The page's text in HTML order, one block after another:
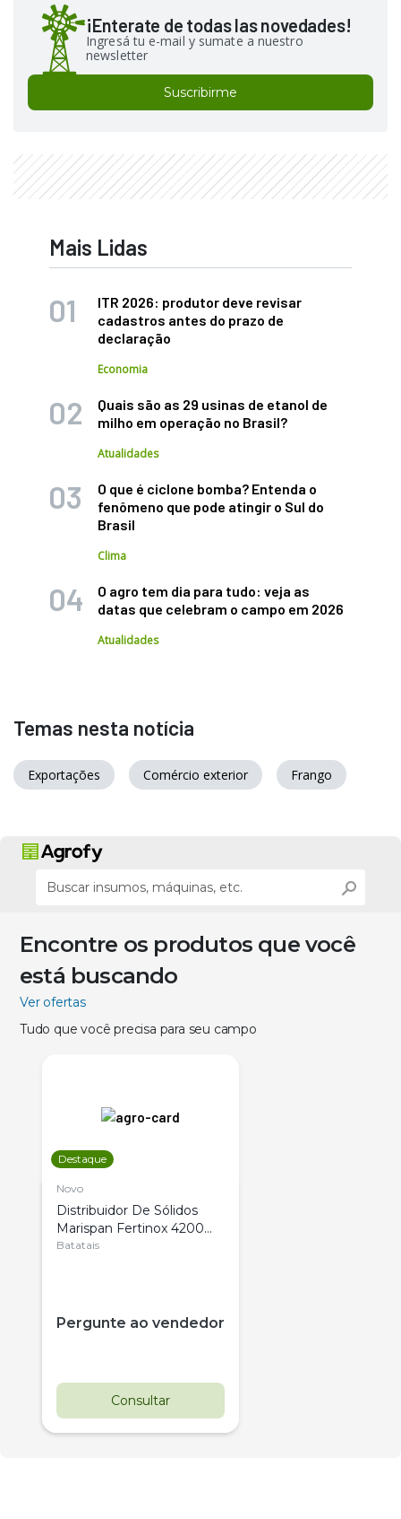
¡Enterate de todas las novedades!
Ingresá tu e-mail y sumate a nuestro
newsletter
Suscribirme
Mais Lidas
ITR 2026: produtor deve revisar
cadastros antes do prazo de
declaração
Economia
Quais são as 29 usinas de etanol de
milho em operação no Brasil?
Atualidades
O que é ciclone bomba? Entenda o
fenômeno que pode atingir o Sul do
Brasil
Clima
O agro tem dia para tudo: veja as
datas que celebram o campo em 2026
Atualidades
Temas nesta notícia
Exportações Comércio exterior Frango
Encontre os produtos que você
está buscando
Ver ofertas
Tudo que você precisa para seu campo
Destaque
Novo
Distribuidor De Sólidos
Marispan Fertinox 4200
Citrus
Batatais
Pergunte ao vendedor
Consultar